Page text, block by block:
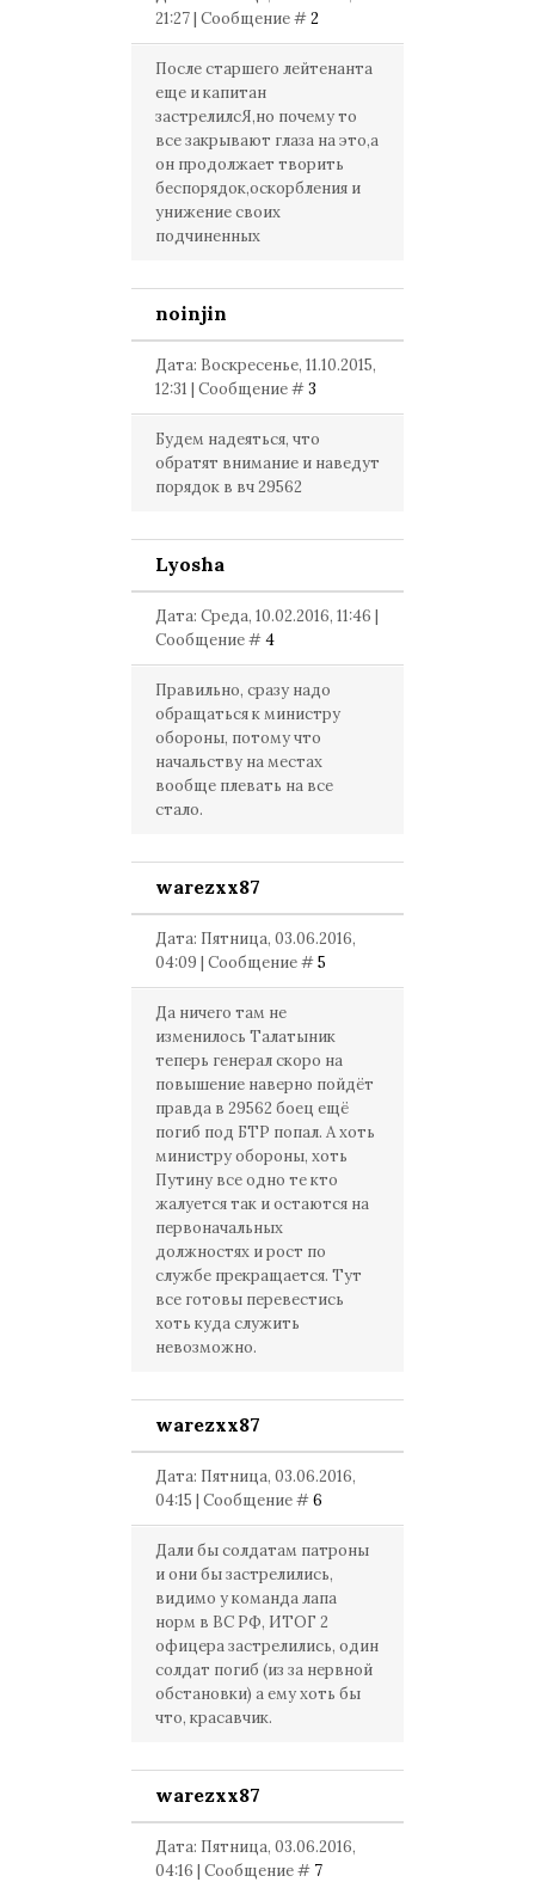
21:27 | Сообщение #2
После старшего лейтенанта
еще и капитан
застрелилсЯ,но почему то
все закрывают глаза на это,а
он продолжает творить
беспорядок,оскорбления и
унижение своих
подчиненных
noinjin
Дата: Воскресенье, 11.10.2015,
12:31 | Сообщение #3
Будем надеяться, что
обратят внимание и наведут
порядок в вч 29562
Lyosha
Дата: Среда, 10.02.2016, 11:46 |
Сообщение #4
Правильно, сразу надо
обращаться к министру
обороны, потому что
начальству на местах
вообще плевать на все
стало.
warezxx87
Дата: Пятница, 03.06.2016,
04:09 | Сообщение #5
Да ничего там не
изменилось Талатыник
теперь генерал скоро на
повышение наверно пойдёт
правда в 29562 боец ещё
погиб под БТР попал. А хоть
министру обороны, хоть
Путину все одно те кто
жалуется так и остаются на
первоначальных
должностях и рост по
службе прекращается. Тут
все готовы перевестись
хоть куда служить
невозможно.
warezxx87
Дата: Пятница, 03.06.2016,
04:15 | Сообщение #6
Дали бы солдатам патроны
и они бы застрелились,
видимо у команда лапа
норм в ВС РФ, ИТОГ 2
офицера застрелились, один
солдат погиб (из за нервной
обстановки) а ему хоть бы
что, красавчик.
warezxx87
Дата: Пятница, 03.06.2016,
04:16 | Сообщение # 7